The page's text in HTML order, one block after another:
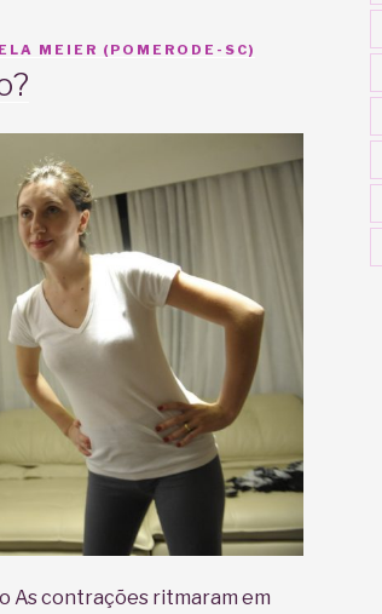
MEIER (POMERODE-SC)
As contrações ritmaram em